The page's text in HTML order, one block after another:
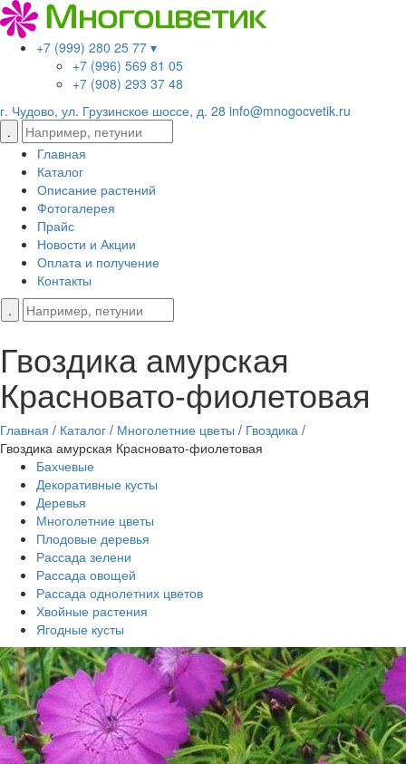
+7 (999) 280 25 77 ▾
+7 (996) 569 81 05
+7 (908) 293 37 48
г. Чудово, ул. Грузинское шоссе, д. 28 info@mnogocvetik.ru
Главная
Каталог
Описание растений
Фотогалерея
Прайс
Новости и Акции
Оплата и получение
Контакты
Гвоздика амурская
Красновато-фиолетовая
Главная / Каталог / Многолетние цветы / Гвоздика /
Гвоздика амурская Красновато-фиолетовая
Бахчевые
Декоративные кусты
Деревья
Многолетние цветы
Плодовые деревья
Рассада зелени
Рассада овощей
Рассада однолетних цветов
Хвойные растения
Ягодные кусты